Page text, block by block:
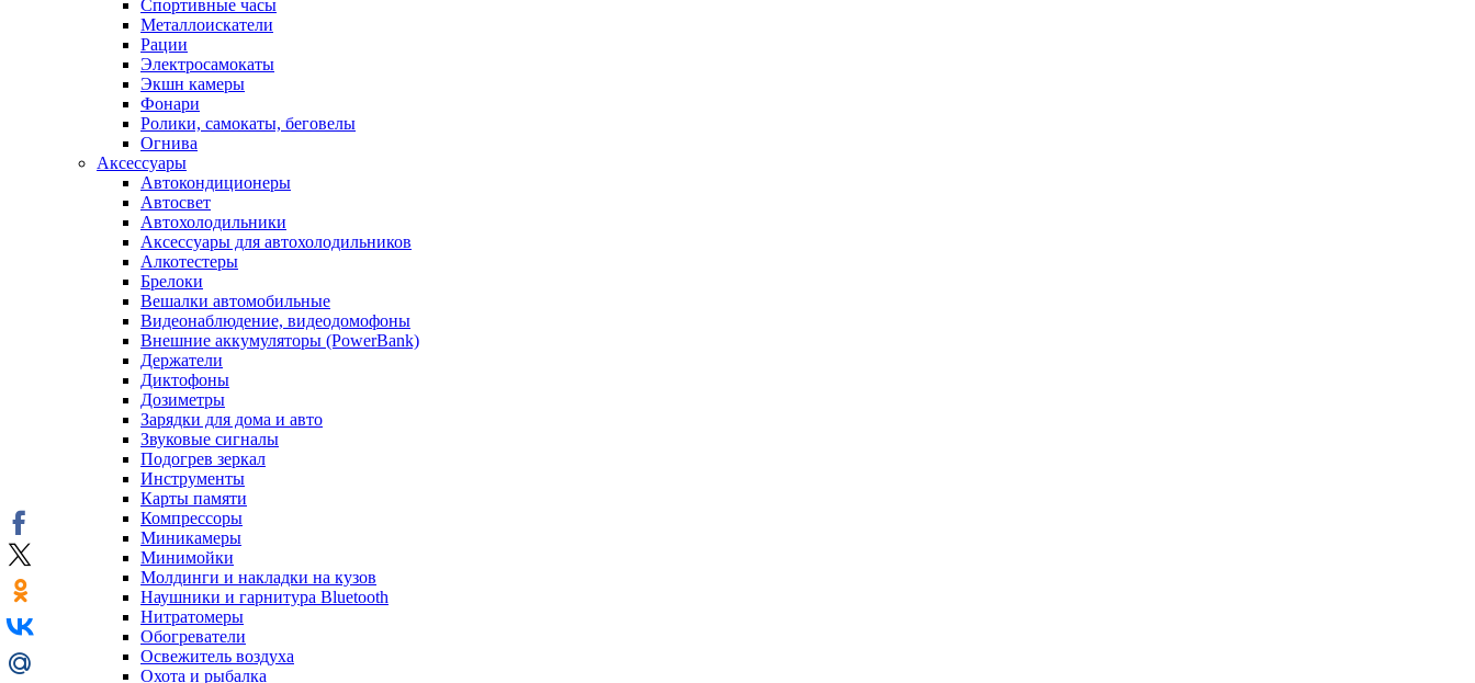
Спортивные часы
Металлоискатели
Рации
Электросамокаты
Экшн камеры
Фонари
Ролики, самокаты, беговелы
Огнива
Аксессуары
Автокондиционеры
Aвтосвет
Автохолодильники
Аксессуары для автохолодильников
Алкотестеры
Брелоки
Вешалки автомобильные
Видеонаблюдение, видеодомофоны
Внешние аккумуляторы (PowerBank)
Держатели
Диктофоны
Дозиметры
Зарядки для дома и авто
Звуковые сигналы
Подогрев зеркал
Инструменты
Карты памяти
Компрессоры
Миникамеры
Минимойки
Молдинги и накладки на кузов
Наушники и гарнитура Bluetooth
Нитратомеры
Обогреватели
Освежитель воздуха
Охота и рыбалка